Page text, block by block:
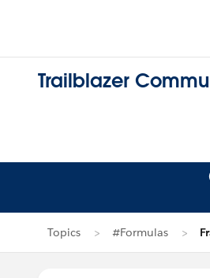
Trailblazer
Topics #Formulas